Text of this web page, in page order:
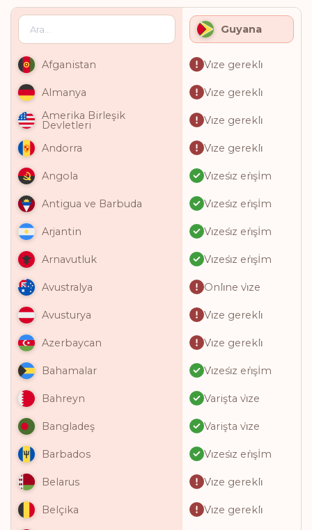
Guyana
Afganistan Vi̇ze gerekli̇
Almanya
Vi̇ze gerekli̇
Amerika Birleşik
Devletleri Vi̇ze gerekli̇
Andorra Vi̇ze gerekli̇
Angola Vi̇zesi̇z eri̇şİm
Antigua ve Barbuda Vi̇zesi̇z eri̇şİm
Arjantin Vi̇zesi̇z eri̇şİm
Arnavutluk Vi̇zesi̇z eri̇şİm
Avustralya Onli̇ne vi̇ze
Avusturya Vi̇ze gerekli̇
Azerbaycan Vi̇ze gerekli̇
Bahamalar Vi̇zesi̇z eri̇şİm
Bahreyn Varişta vi̇ze
Bangladeş Varişta vi̇ze
Barbados Vi̇zesi̇z eri̇şİm
Belarus Vi̇ze gerekli̇
Belçika Vi̇ze gerekli̇